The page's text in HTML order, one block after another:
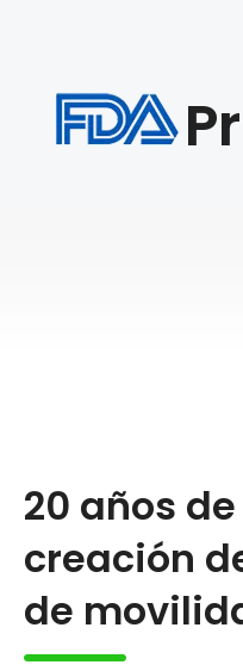
20 años de
creación
de